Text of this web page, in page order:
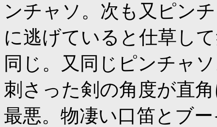
ンチャソ。次も又ピン
に逃げていると仕草し
同じ。又同じピンチャ
刺さった剣の角度が直
最悪。物凄い口笛とブ